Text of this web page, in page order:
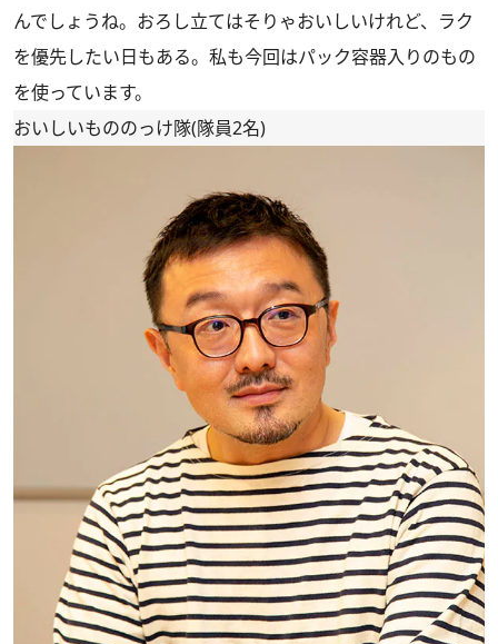
んでしょうね。おろし立てはそりゃおいしいけれど、ラク
を優先したい日もある。私も今回はパック容器入りのもの
を使っています。
おいしいもののっけ隊(隊員2名)